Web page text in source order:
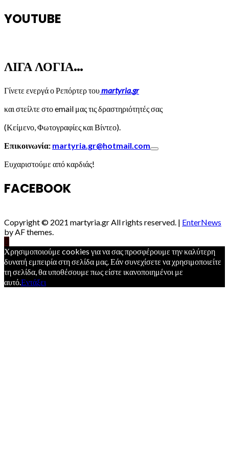
YOUTUBE
ΛΙΓΑ ΛΟΓΙΑ…
Γίνετε ενεργά ο Ρεπόρτερ τουmartyria.gr
και στείλτε στο email μας τις δραστηριότητές σας
(Κείμενο, Φωτογραφίες και Βίντεο).
Επικοινωνία: martyria.gr@hotmail.com
Ευχαριστούμε από καρδιάς!
FACEBOOK
Copyright © 2021 martyria.gr All rights reserved. | EnterNews
by AF themes.
Χρησιμοποιούμε cookies για να σας προσφέρουμε την καλύτερη
δυνατή εμπειρία στη σελίδα μας. Εάν συνεχίσετε να χρησιμοποιείτε
τη σελίδα, θα υποθέσουμε πως είστε ικανοποιημένοι με
αυτό.Εντάξει